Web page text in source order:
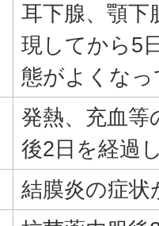
耳下腺、顎下
現してから5
態がよくな
発熱、充血等
後2日を経過
結膜炎の症